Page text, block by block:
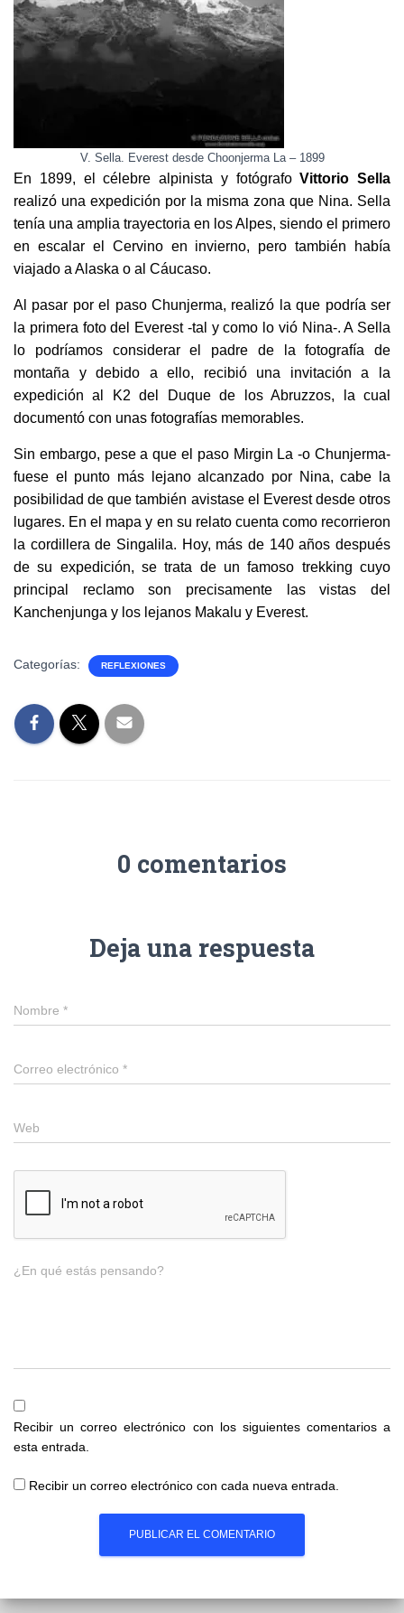
V. Sella. Everest desde Choonjerma La – 1899
En 1899, el célebre alpinista y fotógrafoVittorio Sella
realizó una expedición por la misma zona que Nina. Sella
tenía una amplia trayectoria en los Alpes, siendo el primero
en escalar el Cervino en invierno, pero también había
viajado a Alaska o al Cáucaso.
Al pasar por el paso Chunjerma, realizó la que podría ser
la primera foto del Everest -tal y como lo vió Nina-. A Sella
lo podríamos considerar el padre de la fotografía de
montaña y debido a ello, recibió una invitación a la
expedición al K2 del Duque de los Abruzzos, la cual
documentó con unas fotografías memorables.
Sin embargo, pese a que el paso Mirgin La -o Chunjerma-
fuese el punto más lejano alcanzado por Nina, cabe la
posibilidad de que también avistase el Everest desde otros
lugares. En el mapa y en su relato cuenta como recorrieron
la cordillera de Singalila. Hoy, más de 140 años después
de su expedición, se trata de un famoso trekking cuyo
principal reclamo son precisamente las vistas del
Kanchenjunga y los lejanos Makalu y Everest.
Categorías: REFLEXIONES
0 comentarios
Deja una respuesta
Nombre *
Correo electrónico *
Web
¿En qué estás pensando?
Recibir un correo electrónico con los siguientes comentarios a
esta entrada.
Recibir un correo electrónico con cada nueva entrada.